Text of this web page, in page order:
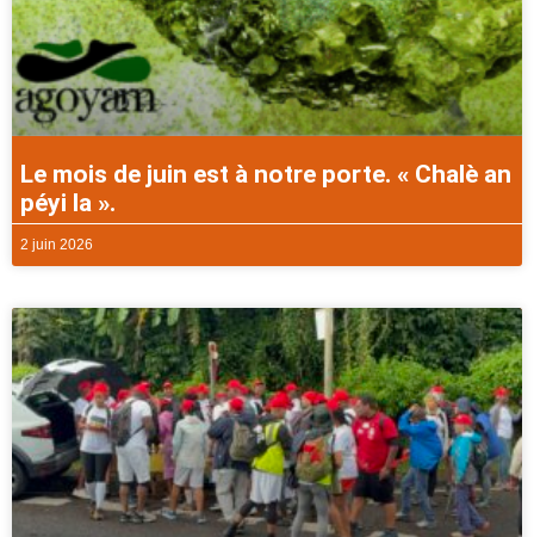
Le mois de juin est à notre porte. « Chalè an
péyi la ».
2 juin 2026